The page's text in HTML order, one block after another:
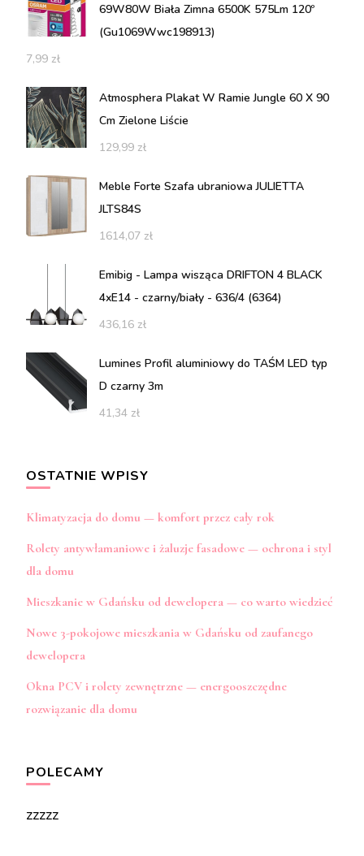
69W80W Biała Zimna 6500K 575Lm 120º
(Gu1069Wwc198913)
7,99 zł
Atmosphera Plakat W Ramie Jungle 60 X 90
Cm Zielone Liście
129,99 zł
Meble Forte Szafa ubraniowa JULIETTA
JLTS84S
1614,07 zł
Emibig - Lampa wisząca DRIFTON 4 BLACK
4xE14 - czarny/biały - 636/4 (6364)
436,16 zł
Lumines Profil aluminiowy do TAŚM LED typ
D czarny 3m
41,34 zł
OSTATNIE WPISY
Klimatyzacja do domu — komfort przez cały rok
Rolety antywłamaniowe i żaluzje fasadowe — ochrona i styl
dla domu
Mieszkanie w Gdańsku od dewelopera — co warto wiedzieć
Nowe 3-pokojowe mieszkania w Gdańsku od zaufanego
dewelopera
Okna PCV i rolety zewnętrzne — energooszczędne
rozwiązanie dla domu
POLECAMY
zzzzz